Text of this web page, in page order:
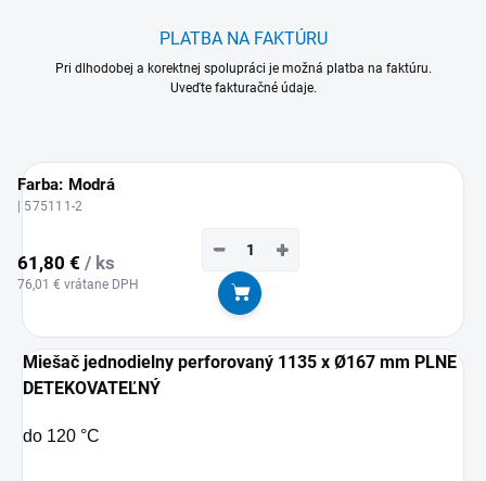
PLATBA NA FAKTÚRU
Pri dlhodobej a korektnej spolupráci je možná platba na faktúru.
Uveďte fakturačné údaje.
Farba: Modrá
| 575111-2
61,80 € / ks
76,01 € vrátane DPH
+
−
Do košíka
Miešač jednodielny perforovaný 1135 x Ø167 mm PLNE
DETEKOVATEĽNÝ
do 120 °C